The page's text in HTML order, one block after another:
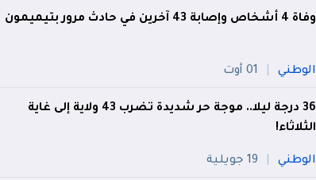
وفاة 4 أشخاص وإصابة 43 آخرين في حادث مرور بتيميمون
الوطني 01 أوت
36 درجة ليلا.. موجة حر شديدة تضرب 43 ولاية إلى غاية
الثلاثاء!
الوطني 19 جويلية